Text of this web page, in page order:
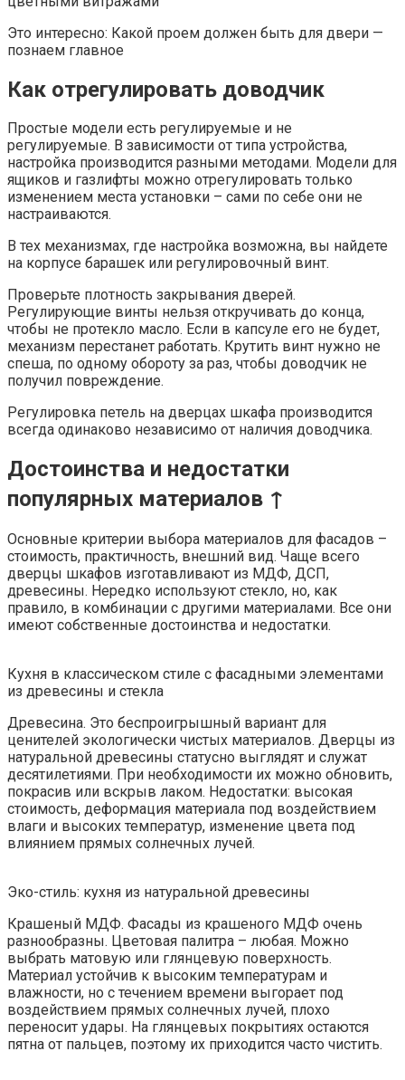
Это интересно: Какой проем должен быть для двери —
познаем главное
Как отрегулировать доводчик
Простые модели есть регулируемые и не
регулируемые. В зависимости от типа устройства,
настройка производится разными методами. Модели для
ящиков и газлифты можно отрегулировать только
изменением места установки – сами по себе они не
настраиваются.
В тех механизмах, где настройка возможна, вы найдете
на корпусе барашек или регулировочный винт.
Проверьте плотность закрывания дверей.
Регулирующие винты нельзя откручивать до конца,
чтобы не протекло масло. Если в капсуле его не будет,
механизм перестанет работать. Крутить винт нужно не
спеша, по одному обороту за раз, чтобы доводчик не
получил повреждение.
Регулировка петель на дверцах шкафа производится
всегда одинаково независимо от наличия доводчика.
Достоинства и недостатки
популярных материалов ↑
Основные критерии выбора материалов для фасадов –
стоимость, практичность, внешний вид. Чаще всего
дверцы шкафов изготавливают из МДФ, ДСП,
древесины. Нередко используют стекло, но, как
правило, в комбинации с другими материалами. Все они
имеют собственные достоинства и недостатки.
Кухня в классическом стиле с фасадными элементами
из древесины и стекла
Древесина. Это беспроигрышный вариант для
ценителей экологически чистых материалов. Дверцы из
натуральной древесины статусно выглядят и служат
десятилетиями. При необходимости их можно обновить,
покрасив или вскрыв лаком. Недостатки: высокая
стоимость, деформация материала под воздействием
влаги и высоких температур, изменение цвета под
влиянием прямых солнечных лучей.
Эко-стиль: кухня из натуральной древесины
Крашеный МДФ. Фасады из крашеного МДФ очень
разнообразны. Цветовая палитра – любая. Можно
выбрать матовую или глянцевую поверхность.
Материал устойчив к высоким температурам и
влажности, но с течением времени выгорает под
воздействием прямых солнечных лучей, плохо
переносит удары. На глянцевых покрытиях остаются
пятна от пальцев, поэтому их приходится часто чистить.